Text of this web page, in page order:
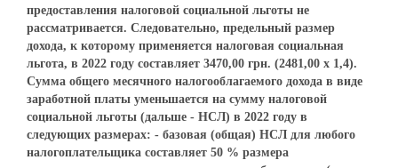
предоставления налоговой социальной льготы не
рассматривается. Следовательно, предельный размер
дохода, к которому применяется налоговая социальная
льгота, в 2022 году составляет 3470,00 грн. (2481,00 х 1,4).
Сумма общего месячного налогооблагаемого дохода в виде
заработной платы уменьшается на сумму налоговой
социальной льготы (дальше - НСЛ) в 2022 году в
следующих размерах: - базовая (общая) НСЛ для любого
налогоплательщика составляет 50 % размера